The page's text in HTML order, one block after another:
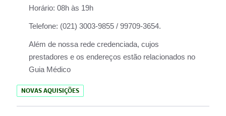
Horário: 08h às 19h
Telefone: (021) 3003-9855 / 99709-3654.
Além de nossa rede credenciada, cujos
prestadores e os endereços estão relacionados no
Guia Médico
NOVAS AQUISIÇÕES